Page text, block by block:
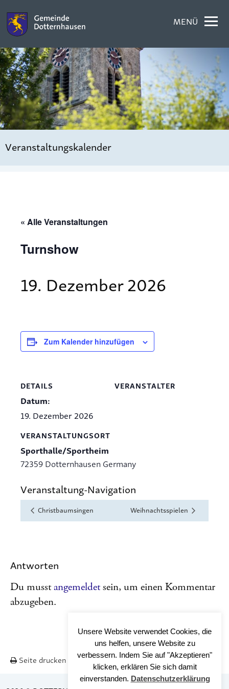
MENÜ
Veranstaltungskalender
« Alle Veranstaltungen
Turnshow
19. Dezember 2026
Zum Kalender hinzufügen
DETAILS
Datum:
19. Dezember 2026
VERANSTALTUNGSORT
Sporthalle/Sportheim
72359Dotternhausen Germany
VERANSTALTER
Veranstaltung-Navigation
Christbaumsingen Weihnachtsspielen
Antworten
Du musstangemeldetsein, um einen Kommentar
abzugeben.
Seite drucken Nach OBEN
Unsere Website verwendet Cookies, die
uns helfen, unsere Website zu
verbessern. Indem Sie auf "Akzeptieren"
klicken, erklären Sie sich damit
einverstanden. Datenschutzerklärung